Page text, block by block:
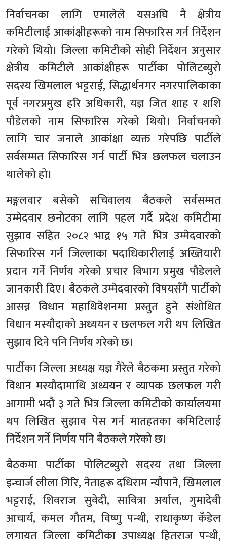
निर्वाचनका लागि एमालेले यसअघि नै क्षेत्रीय
कमिटीलाई आकांक्षीहरूको नाम सिफारिस गर्न निर्देशन
गरेको थियो। जिल्ला कमिटीको सोही निर्देशन अनुसार
क्षेत्रीय कमिटीले आकांक्षीहरू पार्टीका पोलिटब्युरो
सदस्य खिमलाल भट्टराई, सिद्धार्थनगर नगरपालिकाका
पूर्व नगरप्रमुख हरि अधिकारी, यज्ञ जित शाह र शशि
पौडेलको नाम सिफारिस गरेको थियो। निर्वाचनको
लागि चार जनाले आकांक्षा व्यक्त गरेपछि पार्टीले
सर्वसम्मत सिफारिस गर्न पार्टी भित्र छलफल चलाउन
थालेको हो।
मङ्गलवार बसेको सचिवालय बैठकले सर्वसम्मत
उम्मेदवार छनोटका लागि पहल गर्दै प्रदेश कमिटीमा
सुझाव सहित २०८२ भाद्र १५ गते भित्र उम्मेदवारको
सिफारिस गर्न जिल्लाका पदाधिकारीलाई अख्तियारी
प्रदान गर्ने निर्णय गरेको प्रचार विभाग प्रमुख पौडेलले
जानकारी दिए। बैठकले उम्मेदवारको विषयसँगै पार्टीको
आसन्न विधान महाधिवेशनमा प्रस्तुत हुने संशोधित
विधान मस्यौदाको अध्ययन र छलफल गरी थप लिखित
सुझाव दिने पनि निर्णय गरेको छ।
पार्टीका जिल्ला अध्यक्ष यज्ञ गैरेले बैठकमा प्रस्तुत गरेको
विधान मस्यौदामाथि अध्ययन र व्यापक छलफल गरी
आगामी भदौ ३ गते भित्र जिल्ला कमिटीको कार्यालयमा
थप लिखित सुझाव पेस गर्न मातहतका कमिटिलाई
निर्देशन गर्ने निर्णय पनि बैठकले गरेको छ।
बैठकमा पार्टीका पोलिटब्युरो सदस्य तथा जिल्ला
इन्चार्ज लीला गिरि, नेताहरू दधिराम न्यौपाने, खिमलाल
भट्टराई, शिवराज सुवेदी, सावित्रा अर्याल, गुमादेवी
आचार्य, कमल गौतम, विष्णु पन्थी, राधाकृष्ण कँडेल
लगायत जिल्ला कमिटीका उपाध्यक्ष हितराज पन्थी,